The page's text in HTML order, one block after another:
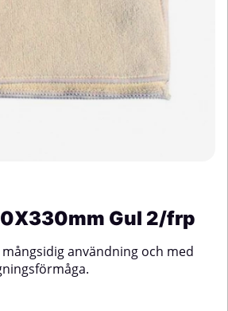
Gul 2/frp
användning och med